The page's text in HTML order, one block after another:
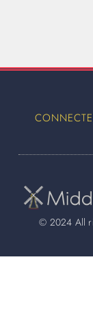
© 2024 All